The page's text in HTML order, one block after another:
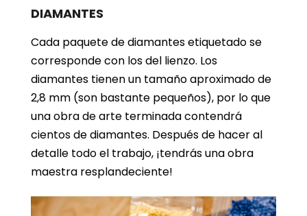
DIAMANTES
Cada paquete de diamantes etiquetado se
corresponde con los del lienzo. Los
diamantes tienen un tamaño aproximado de
2,8 mm (son bastante pequeños), por lo que
una obra de arte terminada contendrá
cientos de diamantes. Después de hacer al
detalle todo el trabajo, ¡tendrás una obra
maestra resplandeciente!